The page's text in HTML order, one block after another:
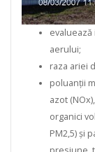
aerului;
raza ariei
poluanții
azot
organici
PM2,5)
presiune,
precipitații);